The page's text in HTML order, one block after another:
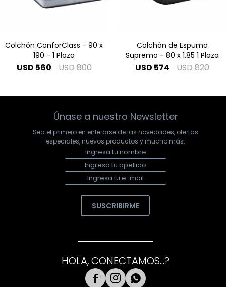
Colchón ConforClass - 90 x
190 - 1 Plaza
USD 560 USD800
Colchón de Espuma
Supremo - 80 x 1.85 1 Plaza
USD 574 USD820
Únase a nuestro Newsletter
Sea el primero en enterarse de las novedades, ofertas
especiales, nuevos productos y mucho más.
SUSCRIBIRME
HOLA, CONECTAMOS...?
  